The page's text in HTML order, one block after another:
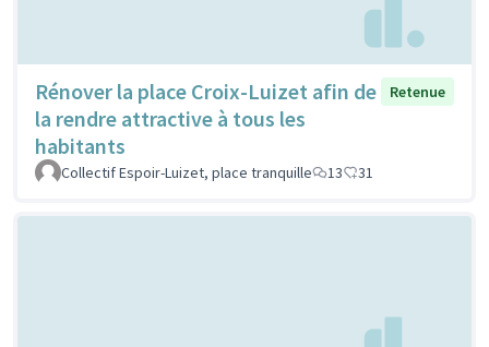
Rénover la place Croix-Luizet afin de
la rendre attractive à tous les
habitants
Retenue
Collectif Espoir-Luizet, place tranquille 13 31